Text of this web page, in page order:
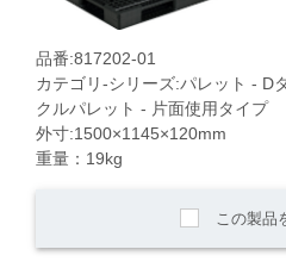
品番:817202-01
カテゴリ-シリーズ:パレット - D
クルパレット - 片面使用タイプ
外寸:1500×1145×120mm
重量：19kg
この製品